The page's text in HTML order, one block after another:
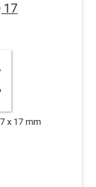
17
x 17 mm